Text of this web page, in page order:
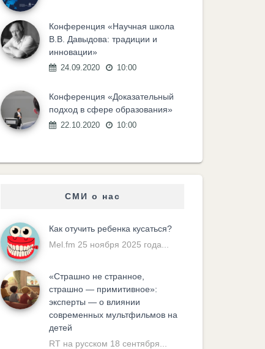
Конференция «Научная школа
В.В. Давыдова: традиции и
инновации»
24.09.2020 10:00
Конференция «Доказательный
подход в сфере образования»
22.10.2020 10:00
СМИ о нас
Как отучить ребенка кусаться?
Mel.fm 25 ноября 2025 года...
«Cтрашно не странное,
страшно — примитивное»:
эксперты — о влиянии
современных мультфильмов на
детей
RT на русском 18 сентября...